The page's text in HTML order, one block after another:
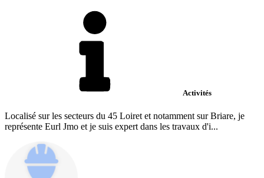
Activités
Localisé sur les secteurs du 45 Loiret et notamment sur Briare, je
représente Eurl Jmo et je suis expert dans les travaux d'i...